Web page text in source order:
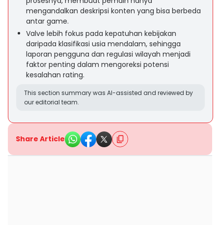
mengandalkan deskripsi konten yang bisa berbeda
antar game.
Valve lebih fokus pada kepatuhan kebijakan
daripada klasifikasi usia mendalam, sehingga
laporan pengguna dan regulasi wilayah menjadi
faktor penting dalam mengoreksi potensi
kesalahan rating.
This section summary was AI-assisted and reviewed by
our editorial team.
Share Article